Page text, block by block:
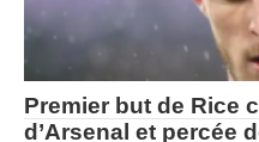
Premier but de Rice
d’Arsenal et percée